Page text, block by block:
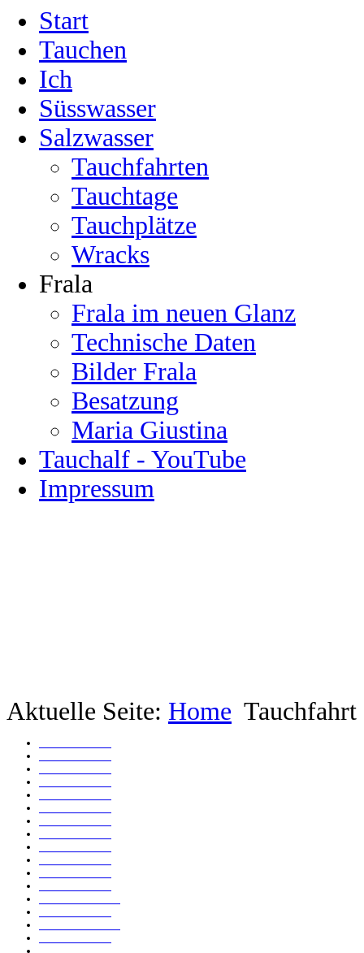
Start
Tauchen
Ich
Süsswasser
Salzwasser
Tauchfahrten
Tauchtage
Tauchplätze
Wracks
Frala
Frala im neuen Glanz
Technische Daten
Bilder Frala
Besatzung
Maria Giustina
Tauchalf - YouTube
Impressum
Aktuelle Seite: Home Tauchfahrt